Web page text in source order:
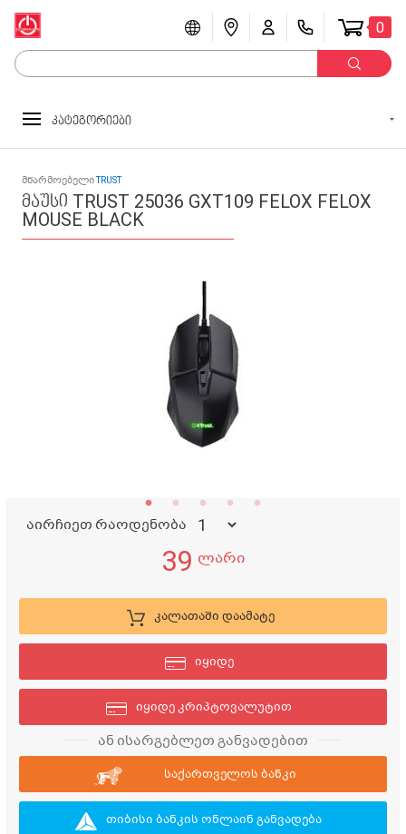
0
კატეგორიები
მწარმოებელიTRUST
მაუსი TRUST 25036 GXT109 FELOX FELOX
MOUSE BLACK
აირჩიეთ რაოდენობა
39 ლარი
კალათაში დაამატე
იყიდე
იყიდე კრიპტოვალუტით
ან ისარგებლეთ განვადებით
საქართველოს ბანკი
თიბისი ბანკის ონლაინ განვადება